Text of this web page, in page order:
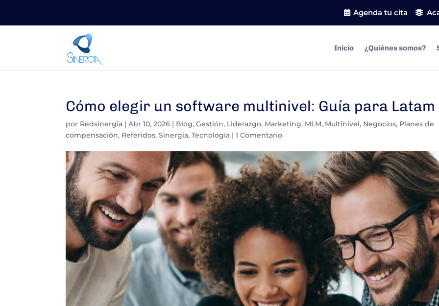
Agenda tu cita
Inicio ¿Quiénes somos?
Cómo elegir un software multinivel: Guía para Latam
por Redsinergia |Abr 10, 2026 | Blog,Gestión, Liderazgo, Marketing, MLM, Multinivel, Negocios, Planes de
compensación, Referidos,Sinergia,Tecnología |1 Comentario